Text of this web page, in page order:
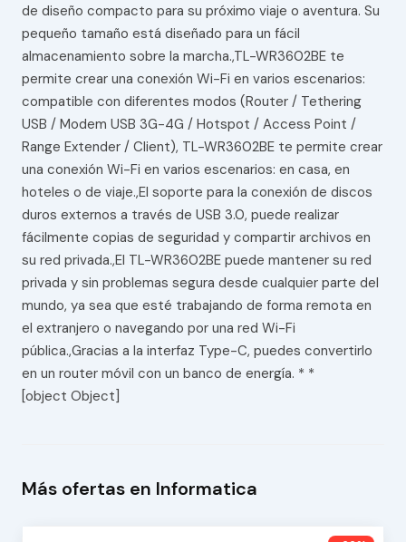
de diseño compacto para su próximo viaje o aventura. Su
pequeño tamaño está diseñado para un fácil
almacenamiento sobre la marcha.,TL-WR3602BE te
permite crear una conexión Wi-Fi en varios escenarios:
compatible con diferentes modos (Router / Tethering
USB / Modem USB 3G-4G / Hotspot / Access Point /
Range Extender / Client), TL-WR3602BE te permite crear
una conexión Wi-Fi en varios escenarios: en casa, en
hoteles o de viaje.,El soporte para la conexión de discos
duros externos a través de USB 3.0, puede realizar
fácilmente copias de seguridad y compartir archivos en
su red privada.,El TL-WR3602BE puede mantener su red
privada y sin problemas segura desde cualquier parte del
mundo, ya sea que esté trabajando de forma remota en
el extranjero o navegando por una red Wi-Fi
pública.,Gracias a la interfaz Type-C, puedes convertirlo
en un router móvil con un banco de energía. * *
[object Object]
Más ofertas en Informatica